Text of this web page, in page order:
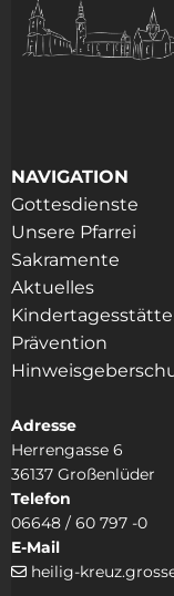
NAVIGATION
Gottesdienste
Unsere Pfarrei
Sakramente
Aktuelles
Prävention
Adresse
Herrengasse 6
36137 Großenlüder
Telefon
06648 / 60 797 -0
E-Mail
 heilig-